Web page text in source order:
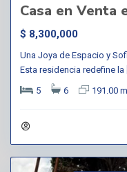
Casa en Venta
$ 8,300,000
Una Joya de Espacio y
Esta residencia redefine la
5
6 191.00 m